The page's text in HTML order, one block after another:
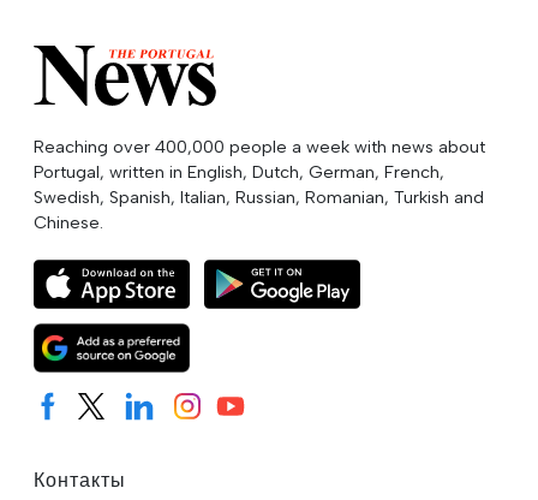
Reaching over 400,000 people a week with news about
Portugal, written in English, Dutch, German, French,
Swedish, Spanish, Italian, Russian, Romanian, Turkish and
Chinese.
Контакты